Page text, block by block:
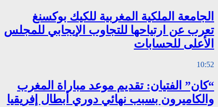
الجامعة الملكية المغربية للكيك بوكسنغ
تعرب عن ارتياحها للتجاوب الإيجابي للمجلس
الأعلى للحسابات
10:52
“كان” الفتيان: تقديم موعد مباراة المغرب
والكاميرون بسبب نهائي دوري أبطال إفريقيا